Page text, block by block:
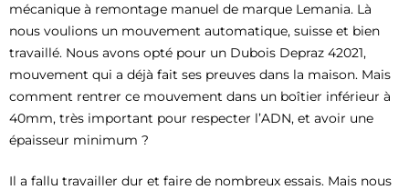
mécanique à remontage manuel de marque Lemania. Là
nous voulions un mouvement automatique, suisse et bien
travaillé. Nous avons opté pour un Dubois Depraz 42021,
mouvement qui a déjà fait ses preuves dans la maison. Mais
comment rentrer ce mouvement dans un boîtier inférieur à
40mm, très important pour respecter l’ADN, et avoir une
épaisseur minimum ?
Il a fallu travailler dur et faire de nombreux essais. Mais nous